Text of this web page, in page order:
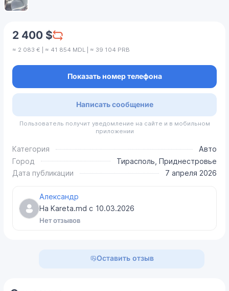
2 400 $
≈ 2 083 € | ≈ 41 854 MDL | ≈ 39 104 PRB
Показать номер телефона
Написать сообщение
Пользователь получит уведомление на сайте и в мобильном
приложении
Категория
Авто
Город
Тирасполь, Приднестровье
Дата публикации
7 апреля 2026
Александр
На Kareta.md с 10.03.2026
Нет отзывов
Оставить отзыв